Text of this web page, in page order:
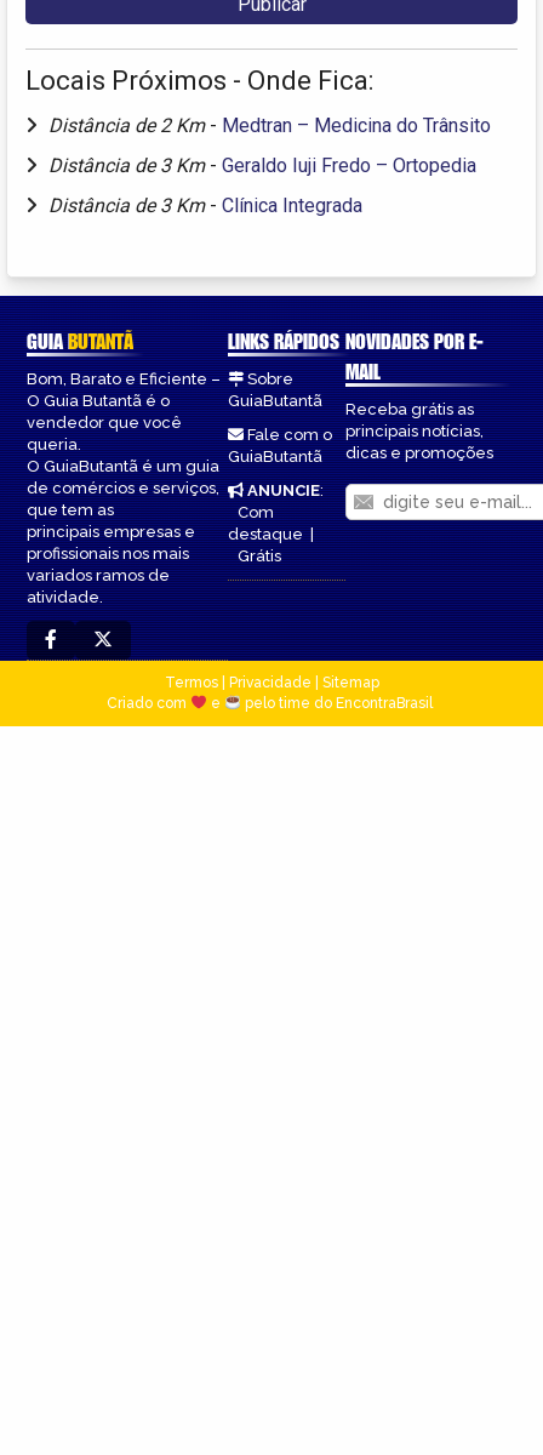
Locais Próximos - Onde Fica:
Distância de 2 Km - Medtran – Medicina do Trânsito
Distância de 3 Km - Geraldo Iuji Fredo – Ortopedia
Distância de 3 Km - Clínica Integrada
GUIABUTANTÃ
Bom, Barato e Eficiente –
O Guia Butantã é o
vendedor que você
queria.
O GuiaButantã é um guia
de comércios e serviços,
que tem as
principais empresas e
profissionais nos mais
variados ramos de
atividade.
LINKS RÁPIDOS
Sobre
GuiaButantã
Fale com o
GuiaButantã
ANUNCIE:
Com
destaque|
Grátis
NOVIDADES POR E-
MAIL
Receba grátis as
principais notícias,
dicas e promoções
Termos| Privacidade
Sitemap
Criado com
e pelo time do EncontraBrasil